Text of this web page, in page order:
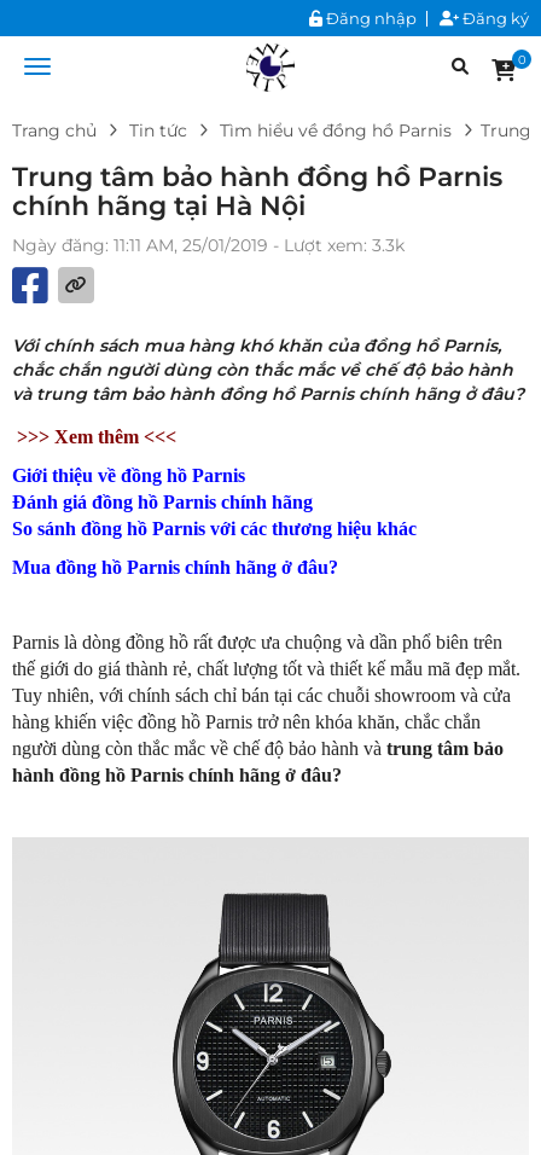
Đăng nhập Đăng ký
0
Trang chủ Tin tức Tìm hiểu về đồng hồ Parnis Trung
Trung tâm bảo hành đồng hồ Parnis
chính hãng tại Hà Nội
Ngày đăng: 11:11 AM, 25/01/2019 - Lượt xem: 3.3k
Với chính sách mua hàng khó khăn của đồng hồ Parnis,
chắc chắn người dùng còn thắc mắc về chế độ bảo hành
và trung tâm bảo hành đồng hồ Parnis chính hãng ở đâu?
>>> Xem thêm <<<
Giới thiệu về đồng hồ Parnis
Đánh giá đồng hồ Parnis chính hãng
So sánh đồng hồ Parnis với các thương hiệu khác
Mua đồng hồ Parnis chính hãng ở đâu?
Parnis là dòng đồng hồ rất được ưa chuộng và dần phổ biên trên
thế giới do giá thành rẻ, chất lượng tốt và thiết kế mẫu mã đẹp mắt.
Tuy nhiên, với chính sách chỉ bán tại các chuỗi showroom và cửa
hàng khiến việc đồng hồ Parnis trở nên khóa khăn, chắc chắn
người dùng còn thắc mắc về chế độ bảo hành và trung tâm bảo
hành đồng hồ Parnis chính hãng ở đâu?